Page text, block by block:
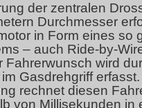
der zentralen
Durchmesser
in Form eines so
– auch Ride-by-
Fahrerwunsch wird
Gasdrehgriff
rechnet diesen
von Millisekunden in